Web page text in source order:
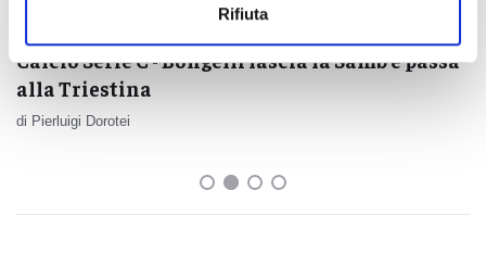
Rifiuta
Calcio Serie C - Bongelli lascia la Samb e passa
alla Triestina
di Pierluigi Dorotei